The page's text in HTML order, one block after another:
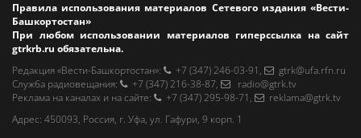
Правила использования материалов Сетевого издания «Вести-
Башкортостан»
При любом использовании материалов гиперссылка на сайт
gtrkrb.ru обязательна.
Редакция «Вести-Башкортостан»: +7 (347) 246-03-91 ,
gtrk@ufa.rfn.ru
Cлужба радиовещания: +7 (347) 216-38-87,
radio@gtrk.tv
Реклама на каналах и на сайте: +7 (347) 295-98-71 ,
reklama@gtrk.tv
Адрес: 450093, Россия, г. Уфа, ул. Гафури, 9 корп. 1